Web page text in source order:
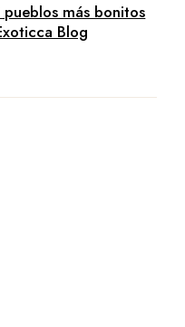
pueblos más bonitos
Blog